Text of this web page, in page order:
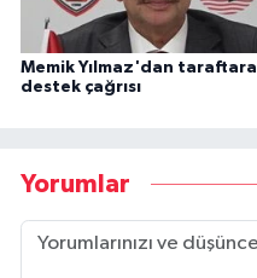
Memik Yılmaz'dan taraftara
destek çağrısı
Yorumlar